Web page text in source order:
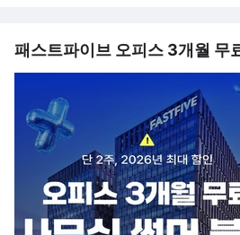
패스트파이브 오피스 3개월 무